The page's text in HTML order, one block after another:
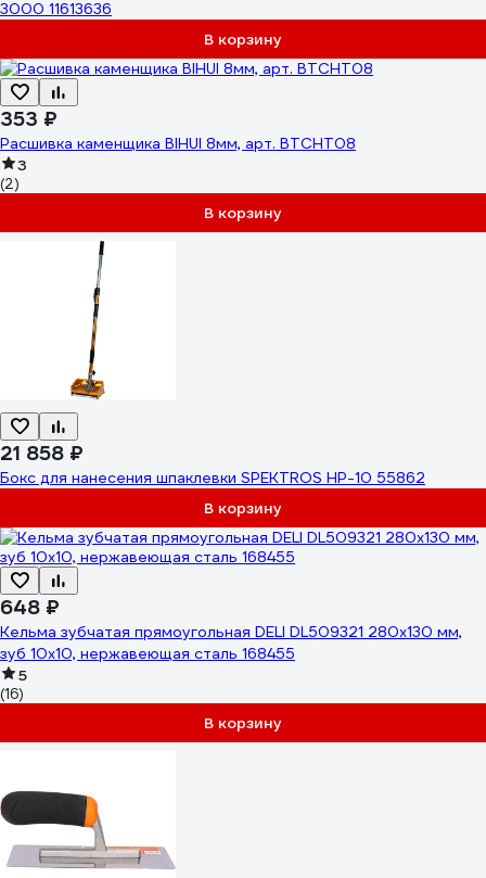
3000 11613636
В корзину
353 ₽
Расшивка каменщика BIHUI 8мм, арт. BTCHT08
3
(2)
В корзину
21 858 ₽
Бокс для нанесения шпаклевки SPEKTROS HР-10 55862
В корзину
648 ₽
Кельма зубчатая прямоугольная DELI DL509321 280х130 мм,
зуб 10х10, нержавеющая сталь 168455
5
(16)
В корзину